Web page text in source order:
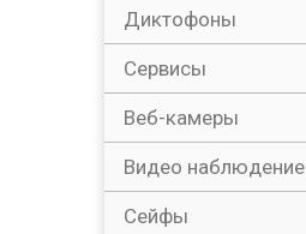
Диктофоны
Сервисы
Веб-камеры
Видео наблюдение
Сейфы